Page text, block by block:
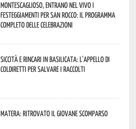
Montescaglioso, entrano nel vivo i
festeggiamenti per San Rocco: il programma
completo delle celebrazioni
Siccità e rincari in Basilicata: l’appello di
Coldiretti per salvare i raccolti
Matera: ritrovato il giovane scomparso